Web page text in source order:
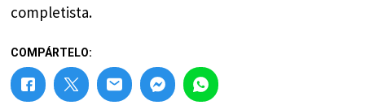
completista.
COMPÁRTELO: